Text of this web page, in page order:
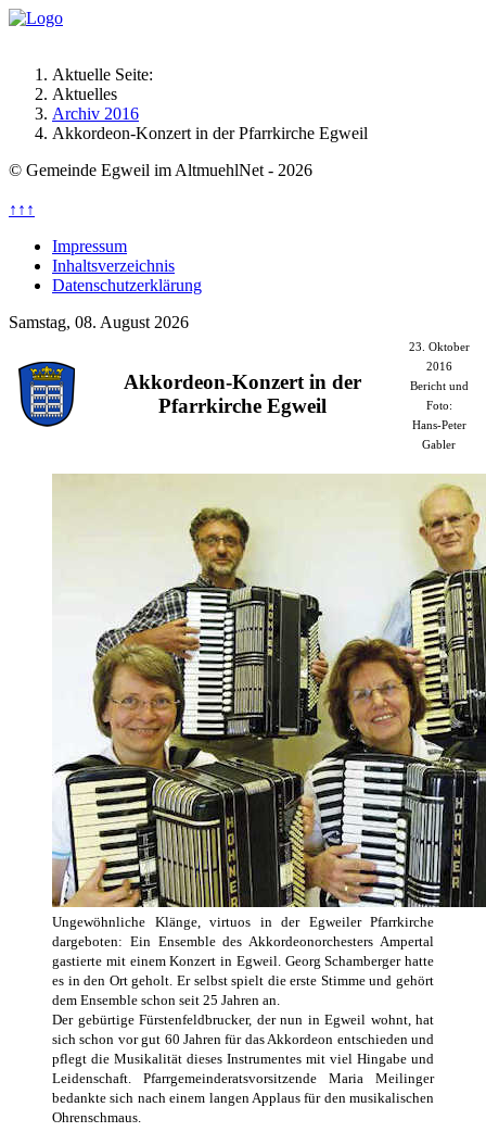
Aktuelle Seite:
Aktuelles
Archiv 2016
Akkordeon-Konzert in der Pfarrkirche Egweil
© Gemeinde Egweil im AltmuehlNet - 2026
↑↑↑
Impressum
Inhaltsverzeichnis
Datenschutzerklärung
Samstag, 08. August 2026
Akkordeon-Konzert in der
Pfarrkirche Egweil
23. Oktober
2016
Bericht und
Foto:
Hans-Peter
Gabler
Ungewöhnliche Klänge, virtuos in der Egweiler Pfarrkirche
dargeboten: Ein Ensemble des Akkordeonorchesters Ampertal
gastierte mit einem Konzert in Egweil. Georg Schamberger hatte
es in den Ort geholt. Er selbst spielt die erste Stimme und gehört
dem Ensemble schon seit 25 Jahren an.
Der gebürtige Fürstenfeldbrucker, der nun in Egweil wohnt, hat
sich schon vor gut 60 Jahren für das Akkordeon entschieden und
pflegt die Musikalität dieses Instrumentes mit viel Hingabe und
Leidenschaft. Pfarrgemeinderatsvorsitzende Maria Meilinger
bedankte sich nach einem langen Applaus für den musikalischen
Ohrenschmaus.